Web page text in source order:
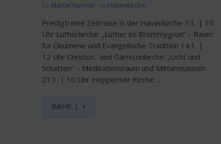
by Marcel Kuchler in Havenkirche
Predigtreihe Zeitreise in der Havenkirche 7.1. | 10
Uhr Lutherkirche: „Luther im Brommygrün“ – Raum
für Ökumene und Evangelische Tradition 14.1. |
12 Uhr Christus- und Garnisonkirche: „Licht und
Schatten“ – Meditationsraum und Militärmuseum
21.1. | 10 Uhr Heppenser Kirche: ...
[MEHR...]